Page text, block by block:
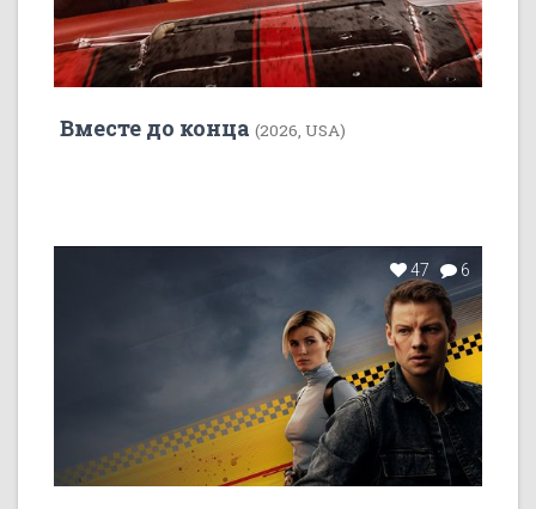
Вместе до конца (2026, USA)
47 6